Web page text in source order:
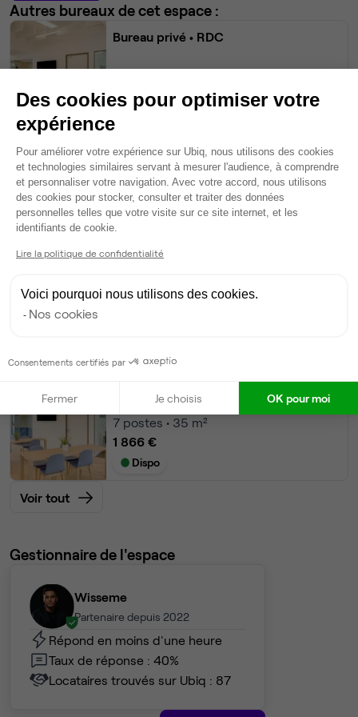
Autres bureaux de cet espace :
Bureau privé • RDC
4 797 €
Bureau privé• 1er étage
15postes • 75 m²
3 998 €
7 postes • 35 m²
1 866 €
Dispo
Voir tout
Gestionnaire de l'espace
Wisseme
Partenaire depuis 2022
Répond en moins d'une heure
Taux de réponse : 40%
Locataires trouvés sur Ubiq : 87
Des cookies pour optimiser votre
expérience
Plateforme de Gestion du
Pour améliorer votre expérience sur Ubiq, nous utilisons des cookies
et technologies similaires servant à mesurer l'audience, à comprendre
et personnaliser votre navigation. Avec votre accord, nous utilisons
des cookies pour stocker, consulter et traiter des données
personnelles telles que votre visite sur ce site internet, et les
identifiants de cookie.
Lire la politique de confidentialité
Voici pourquoi nous utilisons des cookies.
Nos cookies
Consentements certifiés par
Fermer Je choisis OK pour moi